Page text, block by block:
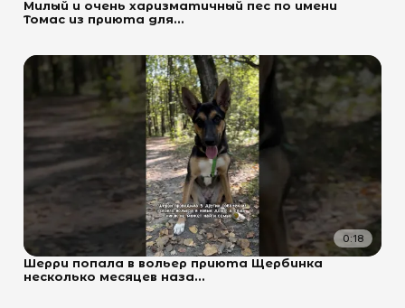
Милый и очень харизматичный пес по имени
Томас из приюта для...
0:18
Шерри попала в вольер приюта Щербинка
несколько месяцев наза...